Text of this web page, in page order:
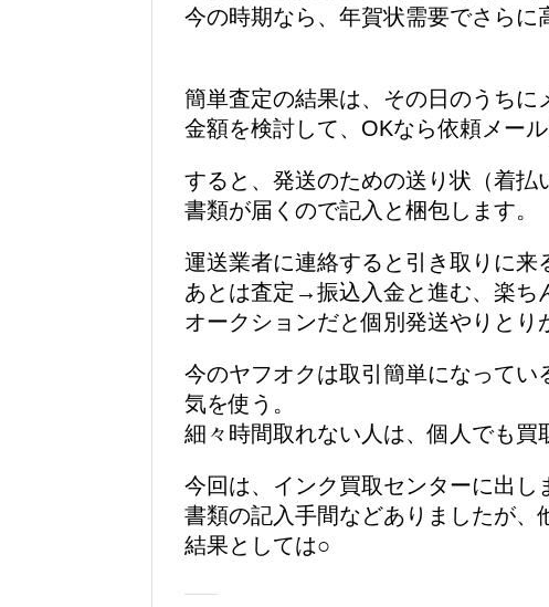
今の時期なら、年賀状需要でさらに
簡単査定の結果は、その日のうちに
金額を検討して、OKなら依頼メール
すると、発送のための送り状（着
書類が届くので記入と梱包します。
運送業者に連絡すると引き取りに来
あとは査定→振込入金と進む、楽ち
オークションだと個別発送やりとり
今のヤフオクは取引簡単になって
気を使う。
細々時間取れない人は、個人でも買
今回は、インク買取センターに出し
書類の記入手間などありましたが、
結果としては○